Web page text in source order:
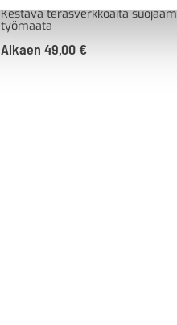
Kestävä teräsverkkoaita
työmaata
Alkaen 49,00€